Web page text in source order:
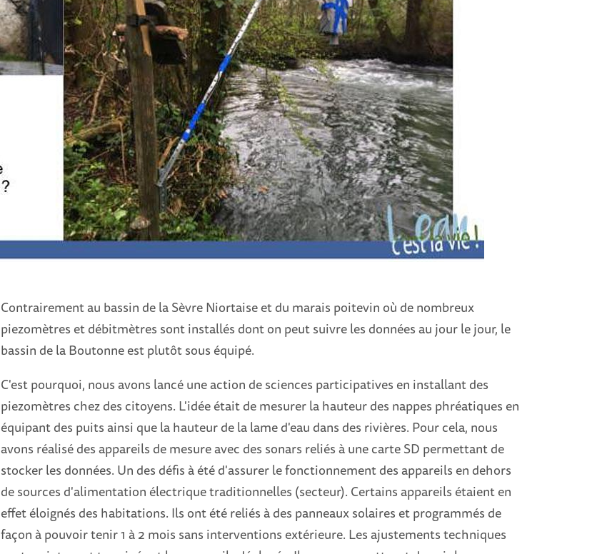
Contrairement au bassin de la Sèvre Niortaise et du marais poitevin où de nombreux
piezomètres et débitmètres sont installés dont on peut suivre les données au jour le jour, le
bassin de la Boutonne est plutôt sous équipé.
C'est pourquoi, nous avons lancé une action de sciences participatives en installant des
piezomètres chez des citoyens. L'idée était de mesurer la hauteur des nappes phréatiques en
équipant des puits ainsi que la hauteur de la lame d'eau dans des rivières. Pour cela, nous
avons réalisé des appareils de mesure avec des sonars reliés à une carte SD permettant de
stocker les données. Un des défis à été d'assurer le fonctionnement des appareils en dehors
de sources d'alimentation électrique traditionnelles (secteur). Certains appareils étaient en
effet éloignés des habitations. Ils ont été reliés à des panneaux solaires et programmés de
façon à pouvoir tenir 1 à 2 mois sans interventions extérieure. Les ajustements techniques